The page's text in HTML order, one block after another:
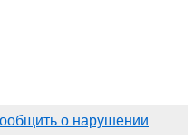
о нарушении